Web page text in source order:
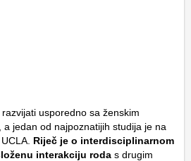
usporedno sa ženskim
jedan od najpoznatijih studija je na
Riječ je o interdisciplinarnom
interakciju roda s drugim